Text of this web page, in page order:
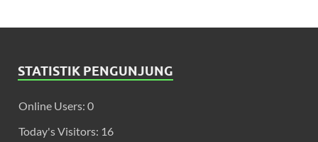
STATISTIK PENGUNJUNG
Online Users: 0
Today's Visitors: 16